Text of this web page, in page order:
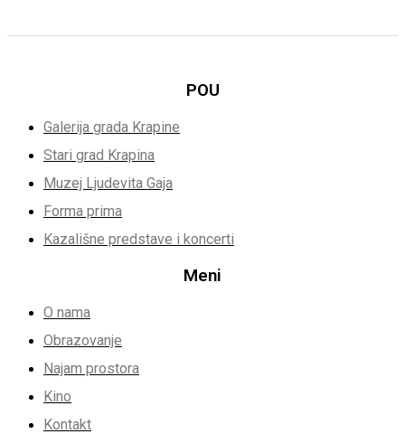
POU
Galerija grada Krapine
Stari grad Krapina
Muzej Ljudevita Gaja
Forma prima
Kazališne predstave i koncerti
Meni
O nama
Obrazovanje
Najam prostora
Kino
Kontakt